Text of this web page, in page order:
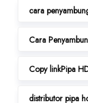
cara
Cara
Copy linkPipa
distributor pipa